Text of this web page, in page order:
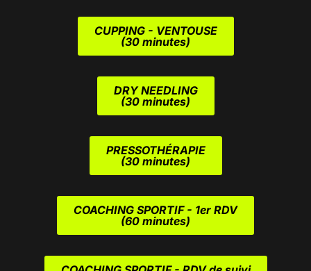
CUPPING - VENTOUSE
(30 minutes)
DRY NEEDLING
(30 minutes)
PRESSOTHÉRAPIE
(30 minutes)
COACHING SPORTIF - 1er RDV
(60 minutes)